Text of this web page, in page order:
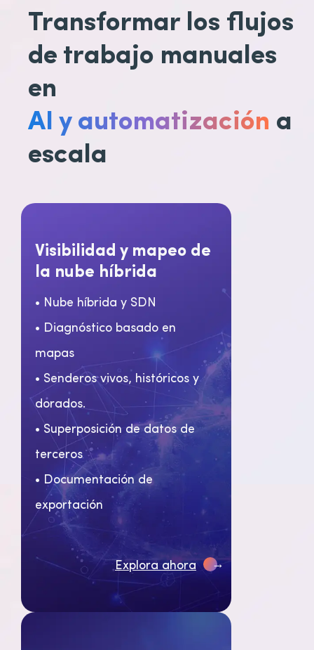
Transformar los flujos
de trabajo manuales
en
AI y automatización a
escala
Visibilidad y mapeo de
la nube híbrida
• Nube híbrida y SDN
• Diagnóstico basado en
mapas
• Senderos vivos, históricos y
dorados.
• Superposición de datos de
terceros
• Documentación de
exportación
Explora ahora →